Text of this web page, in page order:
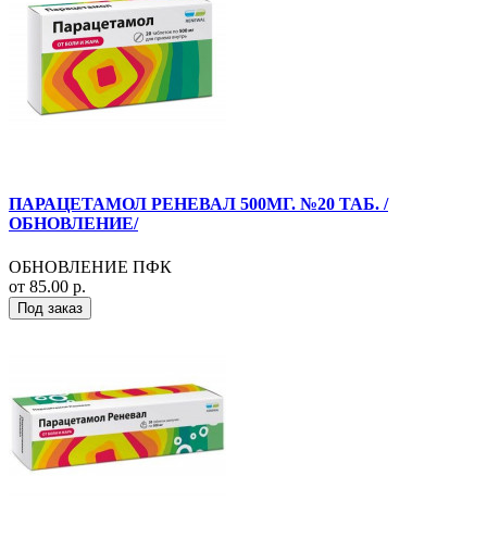
ПАРАЦЕТАМОЛ РЕНЕВАЛ 500МГ. №20 ТАБ. /
ОБНОВЛЕНИЕ/
ОБНОВЛЕНИЕ ПФК
от 85.00 р.
Под заказ